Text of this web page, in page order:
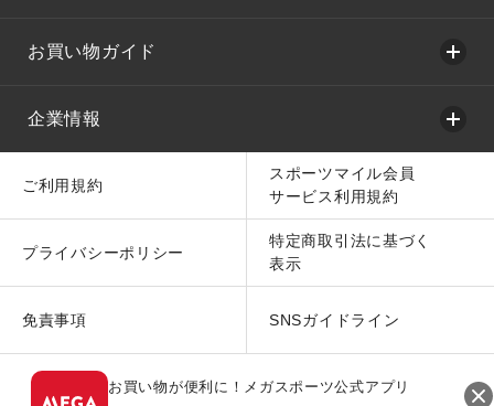
お買い物ガイド
企業情報
ご利用規約
スポーツマイル会員
サービス利用規約
プライバシーポリシー
特定商取引法に基づく
表示
免責事項 SNSガイドライン
お買い物が便利に！メガスポーツ公式アプリ